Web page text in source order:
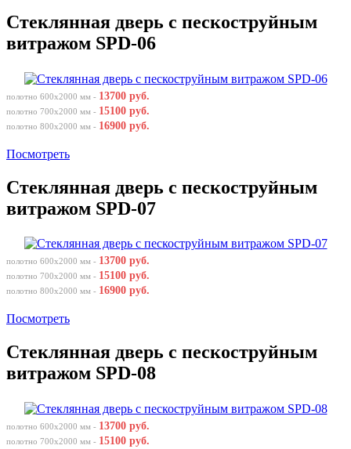
Стеклянная дверь с пескоструйным
витражом SPD-06
полотно 600х2000 мм - 13700 руб.
полотно 700х2000 мм - 15100 руб.
полотно 800х2000 мм - 16900 руб.
Посмотреть
Стеклянная дверь с пескоструйным
витражом SPD-07
полотно 600х2000 мм - 13700 руб.
полотно 700х2000 мм - 15100 руб.
полотно 800х2000 мм - 16900 руб.
Посмотреть
Стеклянная дверь с пескоструйным
витражом SPD-08
полотно 600х2000 мм - 13700 руб.
полотно 700х2000 мм - 15100 руб.